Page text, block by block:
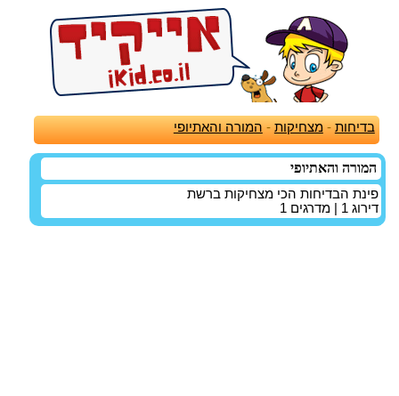
בדיחות -מצחיקות - המורה והאתיופי
המורה והאתיופי
פינת הבדיחות הכי מצחיקות ברשת
דירוג 1 | מדרגים 1